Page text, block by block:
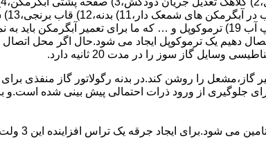
دهیم یک ترموکوپل ایجاد می شود.حال اگر محل
را روشن کند.در بدنه رگولاتور گاز منفذی
از ورود ذرات احتمالی پیش بینی شده است.و